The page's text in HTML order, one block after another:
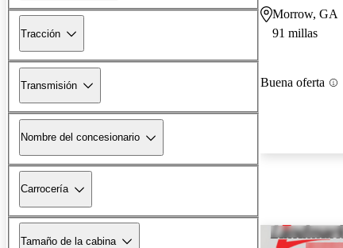
Tracción
Transmisión
Nombre del concesionario
Carrocería
Tamaño de la cabina
Morrow, GA
91 millas
Buena oferta